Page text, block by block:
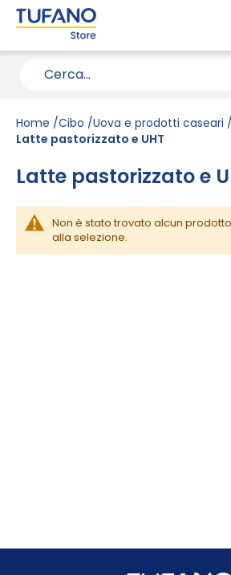
Home Cibo Uova e prodotti caseari
Latte pastorizzato e UHT
Latte pastorizzato e
Non è stato trovato alcun
alla selezione.